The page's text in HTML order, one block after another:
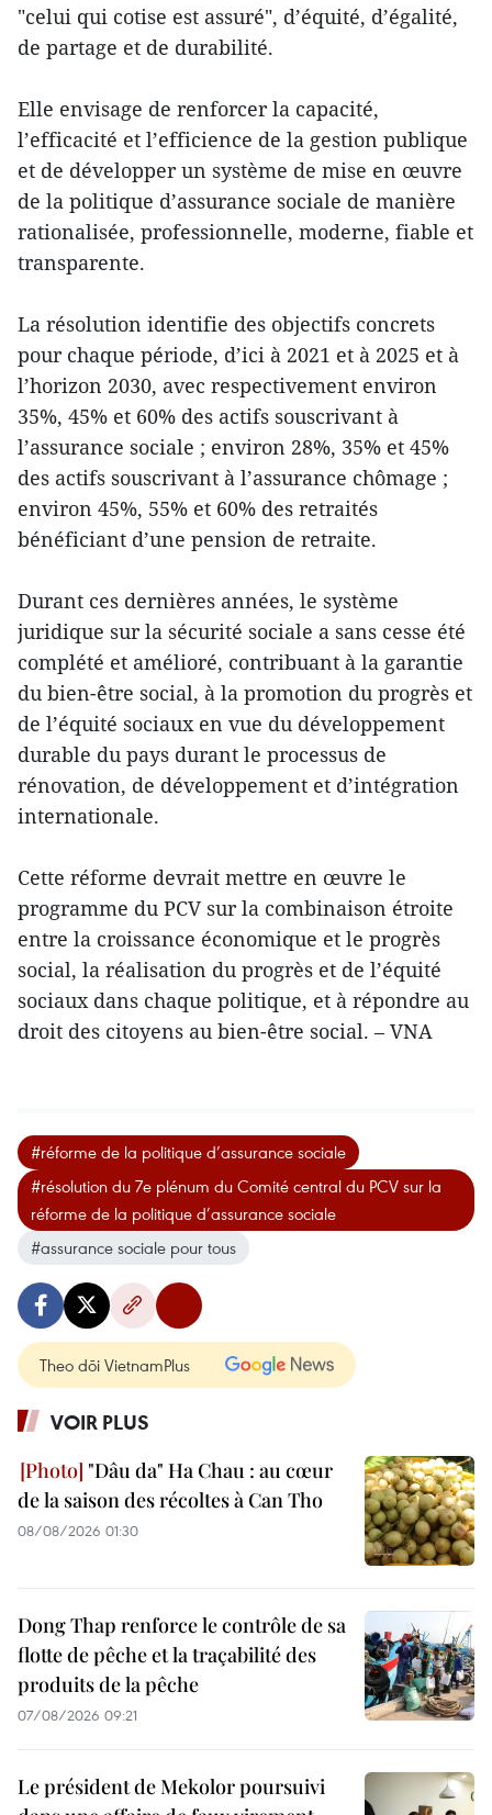
"celui qui cotise est assuré", d’équité, d’égalité,
de partage et de durabilité.
Elle envisage de renforcer la capacité,
l’efficacité et l’efficience de la gestion publique
et de développer un système de mise en œuvre
de la politique d’assurance sociale de manière
rationalisée, professionnelle, moderne, fiable et
transparente.
La résolution identifie des objectifs concrets
pour chaque période, d’ici à 2021 et à 2025 et à
l’horizon 2030, avec respectivement environ
35%, 45% et 60% des actifs souscrivant à
l’assurance sociale ; environ 28%, 35% et 45%
des actifs souscrivant à l’assurance chômage ;
environ 45%, 55% et 60% des retraités
bénéficiant d’une pension de retraite.
Durant ces dernières années, le système
juridique sur la sécurité sociale a sans cesse été
complété et amélioré, contribuant à la garantie
du bien-être social, à la promotion du progrès et
de l’équité sociaux en vue du développement
durable du pays durant le processus de
rénovation, de développement et d’intégration
internationale.
Cette réforme devrait mettre en œuvre le
programme du PCV sur la combinaison étroite
entre la croissance économique et le progrès
social, la réalisation du progrès et de l’équité
sociaux dans chaque politique, et à répondre au
droit des citoyens au bien-être social. – VNA
#réforme de la politique d’assurance sociale
#résolution du 7e plénum du Comité central du PCV sur la
réforme de la politique d’assurance sociale
#assurance sociale pour tous
Theo dõi VietnamPlus
VOIR PLUS
"Dâu da" Ha Chau : au cœur
de la saison des récoltes à Can Tho
08/08/2026 01:30
Dong Thap renforce le contrôle de sa
flotte de pêche et la traçabilité des
produits de la pêche
07/08/2026 09:21
Le président de Mekolor poursuivi